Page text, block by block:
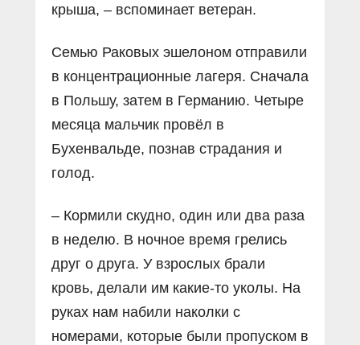
крыша, – вспоминает ветеран.
Семью Раковых эшелоном отправили
в концентрационные лагеря. Сначала
в Польшу, затем в Германию. Четыре
месяца мальчик провёл в
Бухенвальде, познав страдания и
голод.
– Кормили скудно, один или два раза
в неделю. В ночное время грелись
друг о друга. У взрослых брали
кровь, делали им какие-то уколы. На
руках нам набили наколки с
номерами, которые были пропуском в